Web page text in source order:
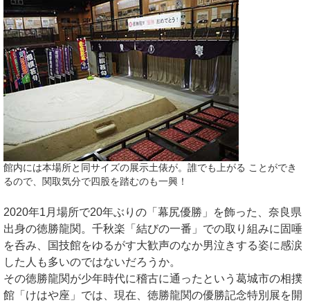
館内には本場所と同サイズの展示土俵が。誰でも上がる ことができ
るので、関取気分で四股を踏むのも一興！
2020年1月場所で20年ぶりの「幕尻優勝」を飾った、奈良県
出身の徳勝龍関。千秋楽「結びの一番」での取り組みに固唾
を呑み、国技館をゆるがす大歓声のなか男泣きする姿に感涙
した人も多いのではないだろうか。
その徳勝龍関が少年時代に稽古に通ったという葛城市の相撲
館「けはや座」では、現在、徳勝龍関の優勝記念特別展を開